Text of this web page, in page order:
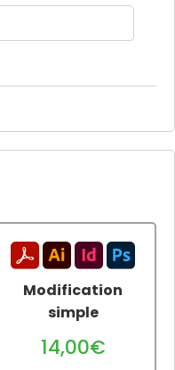
Modification
simple
14,00€